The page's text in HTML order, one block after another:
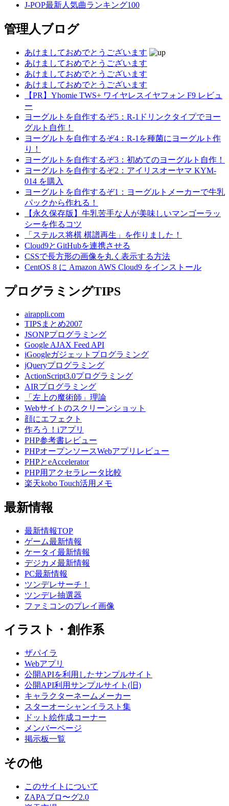
J-POP最新人気曲ランキング100
管理人ブログ
あけましておめでとうございます
あけましておめでとうございます
あけましておめでとうございます
あけましておめでとうございます
【PR】Yhomie TWS+ ワイヤレスイヤフォン F9 レビュ
ー
ヨーグルトを自作するぞ5：R-1ドリンクタイプでヨー
グルト自作！
ヨーグルトを自作するぞ4：R-1を種菌にヨーグルト作
り！
ヨーグルトを自作するぞ3：初めてのヨーグルト自作！
ヨーグルトを自作するぞ2：アイリスオーヤマ KYM-
014 を購入
ヨーグルトを自作するぞ1：ヨーグルトメーカーで牛乳
パックから作れる！
【永久保存版】牛乳苦手な人が美味しいマンゴーラッ
シーを作るコツ
「ステルス将棋 棋譜再生」を作りました！
Cloud9とGitHubを連携させる
CSSで長方形の画像を丸く表示する方法
CentOS 8 に Amazon AWS Cloud9 をインストール
プログラミングTIPS
airappli.com
TIPSまとめ2007
JSONPプログラミング
Google AJAX Feed API
iGoogleガジェットプログラミング
jQueryプログラミング
ActionScript3.0プログラミング
AIRプログラミング
「左上の魔術師」理論
Webサイトのスクリーンショット
顔にエフェクト
作ろう！iアプリ
PHP参考書レビュー
PHPオープンソースWebアプリレビュー
PHPとeAccelerator
PHP用アクセラレータ比較
楽天kobo Touch活用メモ
最新情報
最新情報TOP
ゲーム最新情報
ケータイ最新情報
デジカメ最新情報
PC最新情報
ツンデレサーチ！
ツンデレ抽選器
ファミコンのプレイ画像
イラスト・創作系
ザパイラ
Webアプリ
公開APIを利用したサンプルサイト
公開API利用サンプルサイト(旧)
キャラクターネームメーカー
スターオーシャンイラスト集
ドット絵作成コーナー
メンバーページ
掲示板一覧
その他
このサイトについて
ZAPAブロ〜グ2.0